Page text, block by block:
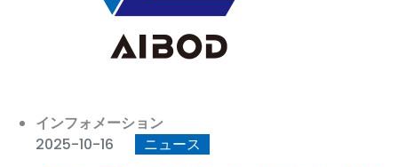
インフォメーション
2025-10-16
ニュース